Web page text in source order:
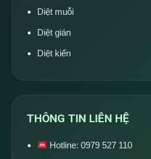
Diệt muỗi
Diệt gián
Diệt kiến
THÔNG TIN LIÊN HỆ
Hotline:0979 527 110